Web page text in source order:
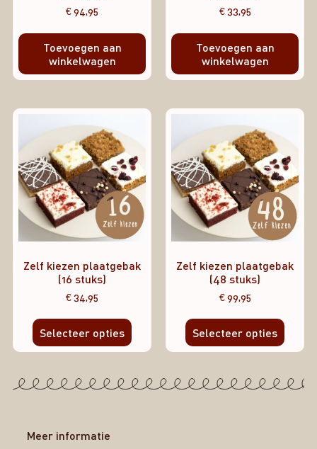
€94,95
Toevoegen aan
winkelwagen
€33,95
Toevoegen aan
winkelwagen
Zelf kiezen plaatgebak
(16 stuks)
€34,95
Selecteer opties
Zelf kiezen plaatgebak
(48 stuks)
€99,95
Selecteer opties
Meer informatie